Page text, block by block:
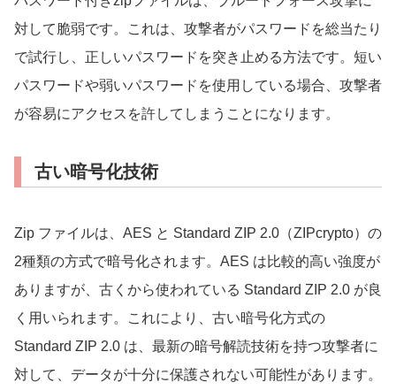
対して脆弱です。これは、攻撃者がパスワードを総当たり
で試行し、正しいパスワードを突き止める方法です。短い
パスワードや弱いパスワードを使用している場合、攻撃者
が容易にアクセスを許してしまうことになります。
古い暗号化技術
Zip ファイルは、AES と Standard ZIP 2.0（ZIPcrypto）の
2種類の方式で暗号化されます。AES は比較的高い強度が
ありますが、古くから使われている Standard ZIP 2.0 が良
く用いられます。これにより、古い暗号化方式の
Standard ZIP 2.0 は、最新の暗号解読技術を持つ攻撃者に
対して、データが十分に保護されない可能性があります。